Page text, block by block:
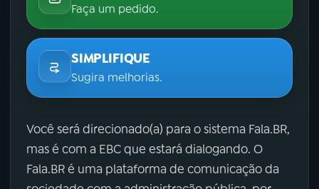
Faça um pedido.
SIMPLIFIQUE
Sugira melhorias.
Você será direcionado(a) para o sistema Fala.BR,
mas é com a EBC que estará dialogando. O
Fala.BR é uma plataforma de comunicação da